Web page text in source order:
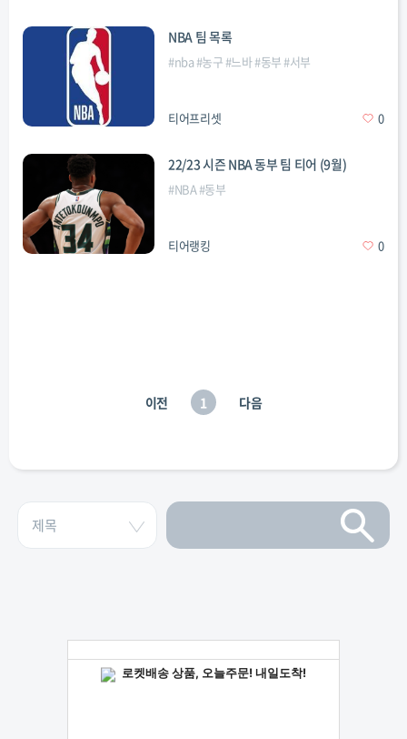
NBA 팀 목록
#nba#농구#느바#동부#서부
티어프리셋 0
22/23 시즌 NBA 동부 팀 티어 (9월)
#NBA#동부
티어랭킹 0
이전 1 다음